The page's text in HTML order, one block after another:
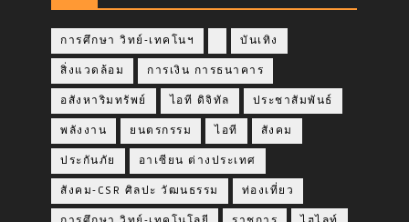
การศึกษา วิทย์-เทคโนฯ บันเทิง
สิ่งแวดล้อม การเงิน การธนาคาร
อสังหาริมทรัพย์ ไอที ดิจิทัล ประชาสัมพันธ์
พลังงาน ยนตรกรรม ไอที สังคม
ประกันภัย อาเซียน ต่างประเทศ
สังคม-CSR ศิลปะ วัฒนธรรม ท่องเที่ยว